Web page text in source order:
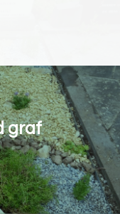
graf